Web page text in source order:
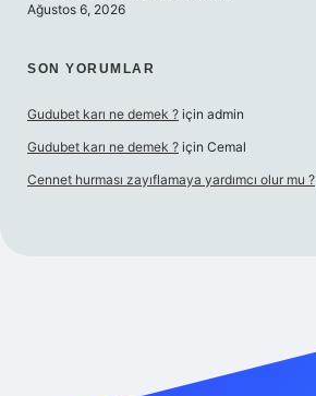
Ağustos 6, 2026
SON YORUMLAR
Gudubet karı ne demek ? için admin
Gudubet karı ne demek ? için Cemal
Cennet hurması zayıflamaya yardımcı olur mu ?